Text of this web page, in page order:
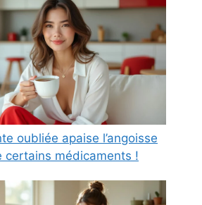
oubliée apaise l’angoisse
certains médicaments !